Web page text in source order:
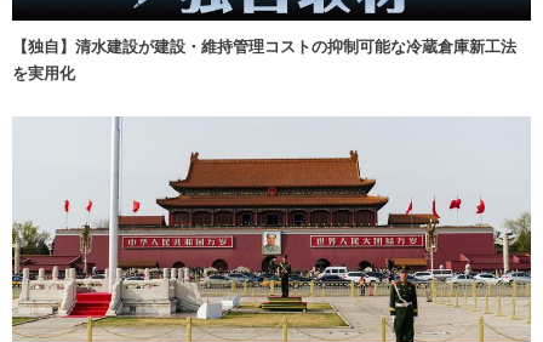
【独自】清水建設が建設・維持管理コストの抑制可能な冷蔵倉庫新工法
を実用化